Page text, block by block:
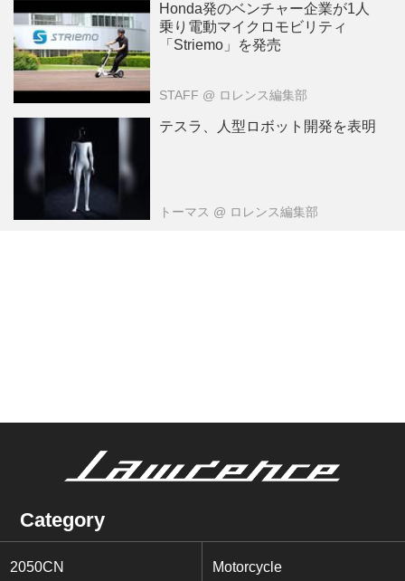
Honda発のベンチャー企業が1人
乗り電動マイクロモビリティ
「Striemo」を発売
STAFF @ ロレンス編集部
テスラ、人型ロボット開発を表明
トーマス @ ロレンス編集部
Category
2050CN Motorcycle